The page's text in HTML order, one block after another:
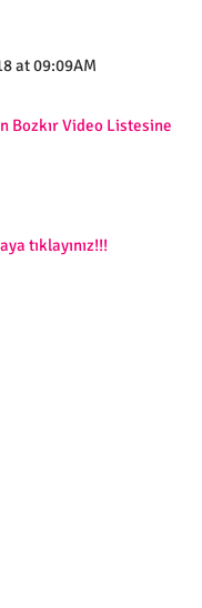
at 09:09AM
Bozkır Video Listesine
tıklayınız!!!